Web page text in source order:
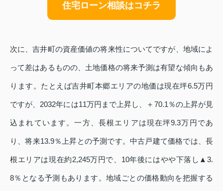
住宅ローン相談はコチラ
次に、吉井町の資産価値の将来性についてですが、地域によ
って差はあるものの、土地価格の将来予測は有望な傾向もあ
ります。たとえば吉井町本郷エリアの地価は現在坪6.5万円
ですが、2032年には11万円まで上昇し、＋70.1％の上昇が見
込まれています。一方、長根エリアは現在坪9.3万円であ
り、将来13.9％上昇との予測です。中古戸建て価格では、長
根エリアは現在約2,245万円で、10年後にはやや下落し▲3.
8％となる予測もあります。地域ごとの価格動向を把握する